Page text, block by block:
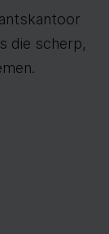
die scherp,